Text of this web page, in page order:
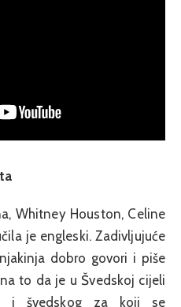
Whitney Houston, Celine
je engleski. Zadivljujuće
dobro govori i piše
to da je u Švedskoj cijeli
i švedskog za koji se